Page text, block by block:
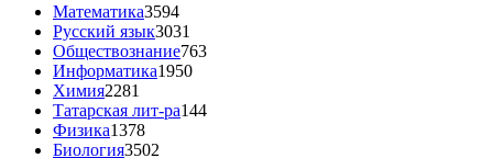
Математика3594
Русский язык3031
Обществознание763
Информатика1950
Химия2281
Татарская лит-ра144
Физика1378
Биология3502